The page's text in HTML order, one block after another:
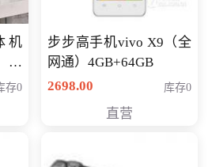
机
度
存0
步步高手机vivo X9（全
网通）4GB+64GB
2698.00
库存0
直营